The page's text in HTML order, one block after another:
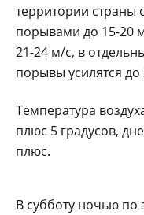
территории страны
порывами до 15-20
21-24 м/с, в
порывы усилятся до
Температура
плюс 5 градусов,
плюс.
В субботу ночью по